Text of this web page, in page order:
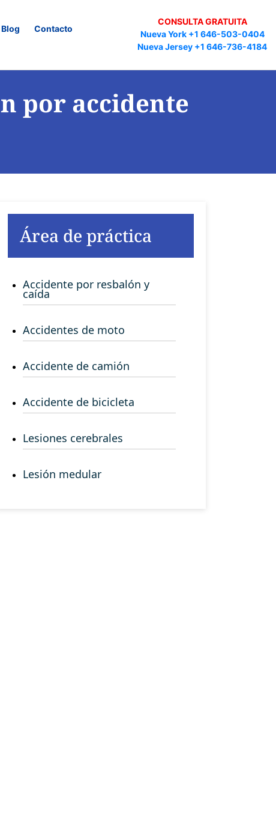
Blog Contacto
CONSULTA GRATUITA
Nueva York +1 646-503-0404
Nueva Jersey +1 646-736-4184
por accidente
Área de práctica
Accidente por resbalón y
caída
Accidentes de moto
Accidente de camión
Accidente de bicicleta
Lesiones cerebrales
Lesión medular